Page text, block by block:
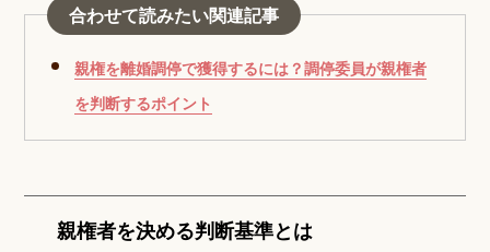
合わせて読みたい関連記事
親権を離婚調停で獲得するには？調停委員が親権者
を判断するポイント
親権者を決める判断基準とは